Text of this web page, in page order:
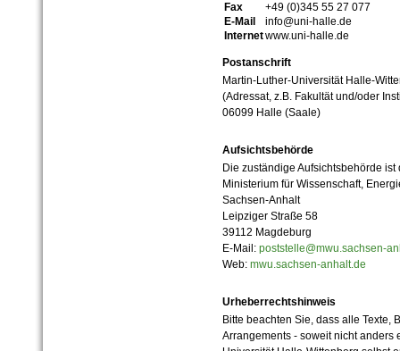
Fax
+49 (0)345 55 27 077
E-Mail
info@uni-halle.de
Internetwww.uni-halle.de
Postanschrift
Martin-Luther-Universität Halle-
(Adressat, z.B. Fakultät und/oder
06099 Halle (Saale)
Aufsichtsbehörde
Die zuständige Aufsichtsbehörde ist
Ministerium für Wissenschaft,
Sachsen-Anhalt
Leipziger Straße 58
39112 Magdeburg
E-Mail: poststelle@mwu.sachsen-
Web: mwu.sachsen-anhalt.de
Urheberrechtshinweis
Bitte beachten Sie, dass alle Texte,
Arrangements - soweit nicht anders